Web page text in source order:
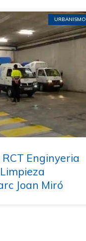
URBANISMO
Enginyeria
Joan Miró